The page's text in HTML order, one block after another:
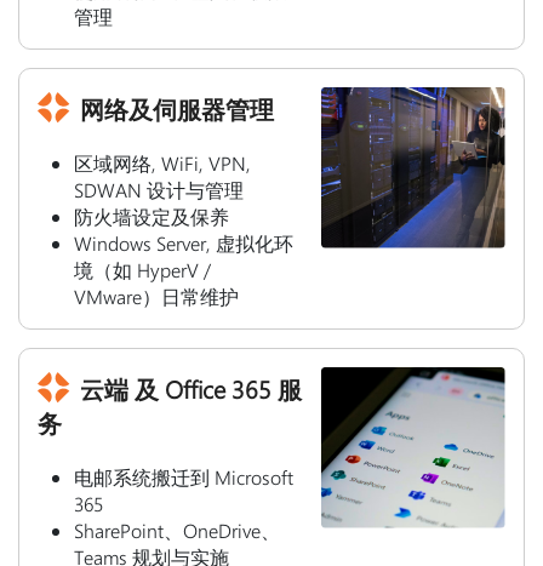
管理
网络及伺服器管理
区域网络, WiFi, VPN,
SDWAN 设计与管理
防火墙设定及保养
Windows Server, 虚拟化环
境（如 HyperV /
VMware）日常维护
云端 及 Office 365 服
务
电邮系统搬迁到 Microsoft
365
SharePoint、OneDrive、
Teams 规划与实施